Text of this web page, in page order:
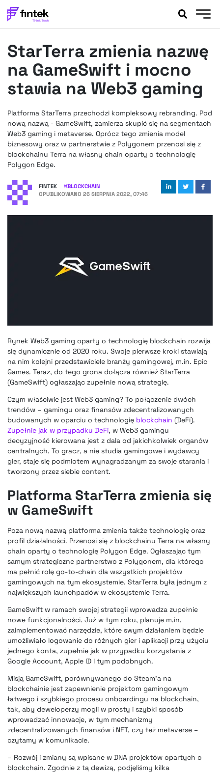
BANKOWOŚĆ
EVENTY
FELIETONY
WYWIADY
PODCASTY
FINTEKEXTRA
OKIEM EKSPERTA
StarTerra zmienia nazwę
na GameSwift i mocno
stawia na Web3 gaming
Platforma StarTerra przechodzi kompleksowy rebranding. Pod
nową nazwą - GameSwift, zamierza skupić się na segmentach
Web3 gaming i metaverse. Oprócz tego zmienia model
biznesowy oraz w partnerstwie z Polygonem przenosi się z
blockchainu Terra na własny chain oparty o technologię
Polygon Edge.
FINTEK #BLOCKCHAIN
OPUBLIKOWANO 26 SIERPNIA 2022, 07:46
Rynek Web3 gaming oparty o technologię blockchain rozwija
się dynamicznie od 2020 roku. Swoje pierwsze kroki stawiają
na nim kolejni przedstawiciele branży gamingowej, m.in. Epic
Games. Teraz, do tego grona dołącza również StarTerra
(GameSwift) ogłaszając zupełnie nową strategię.
Czym właściwie jest Web3 gaming? To połączenie dwóch
trendów – gamingu oraz finansów zdecentralizowanych
budowanych w oparciu o technologię blockchain (DeFi).
Zupełnie jak w przypadku DeFi, w Web3 gamingu
decyzyjność kierowana jest z dala od jakichkolwiek organów
centralnych. To gracz, a nie studia gamingowe i wydawcy
gier, staje się podmiotem wynagradzanym za swoje starania i
tworzony przez siebie content.
Platforma StarTerra zmienia się
w GameSwift
Poza nową nazwą platforma zmienia także technologię oraz
profil działalności. Przenosi się z blockchainu Terra na własny
chain oparty o technologię Polygon Edge. Ogłaszając tym
samym strategiczne partnerstwo z Polygonem, dla którego
ma pełnić rolę go-to-chain dla wszystkich projektów
gamingowych na tym ekosystemie. StarTerra była jednym z
największych launchpadów w ekosystemie Terra.
GameSwift w ramach swojej strategii wprowadza zupełnie
nowe funkcjonalności. Już w tym roku, planuje m.in.
zaimplementować narzędzie, które swym działaniem będzie
umożliwiało logowanie do różnych gier i aplikacji przy użyciu
jednego konta, zupełnie jak w przypadku korzystania z
Google Account, Apple ID i tym podobnych.
Misją GameSwift, porównywanego do Steam’a na
blockchainie jest zapewnienie projektom gamingowym
łatwego i szybkiego procesu onboardingu na blockchain,
tak, aby deweloperzy mogli w prosty i szybki sposób
wprowadzać innowacje, w tym mechanizmy
zdecentralizowanych finansów i NFT, czy też metaverse –
czytamy w komunikacie.
– Rozwój i zmiany są wpisane w DNA projektów opartych o
blockchain. Zgodnie z tą dewizą, podjęliśmy kilka